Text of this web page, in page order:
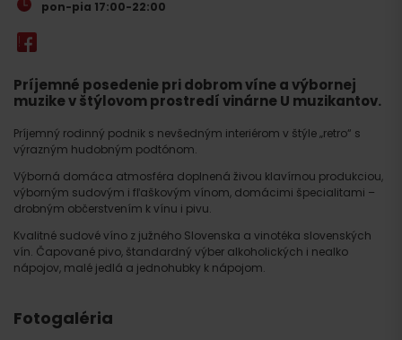
Príjemné posedenie pri dobrom víne a výbornej
muzike v štýlovom prostredí vinárne U muzikantov.
Príjemný rodinný podnik s nevšedným interiérom v štýle „retro“ s
výrazným hudobným podtónom.
Výborná domáca atmosféra doplnená živou klavírnou produkciou,
výborným sudovým i fľaškovým vínom, domácimi špecialitami –
drobným občerstvením k vínu i pivu.
Kvalitné sudové víno z južného Slovenska a vinotéka slovenských
vín. Čapované pivo, štandardný výber alkoholických i nealko
nápojov, malé jedlá a jednohubky k nápojom.
pon-pia 17:00-22:00
Fotogaléria